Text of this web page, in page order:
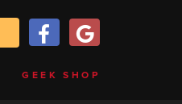
GEEK SHOP